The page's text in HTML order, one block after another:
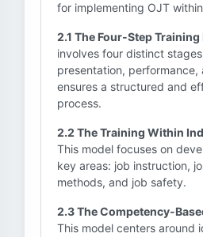
for implementing OJT
2.1 The Four-Step
involves four distinct
presentation,
ensures a structured and
process.
2.2 The Training Within
This model focuses on
key areas: job instruction,
methods, and job safety.
2.3 The Competency-
This model centers around